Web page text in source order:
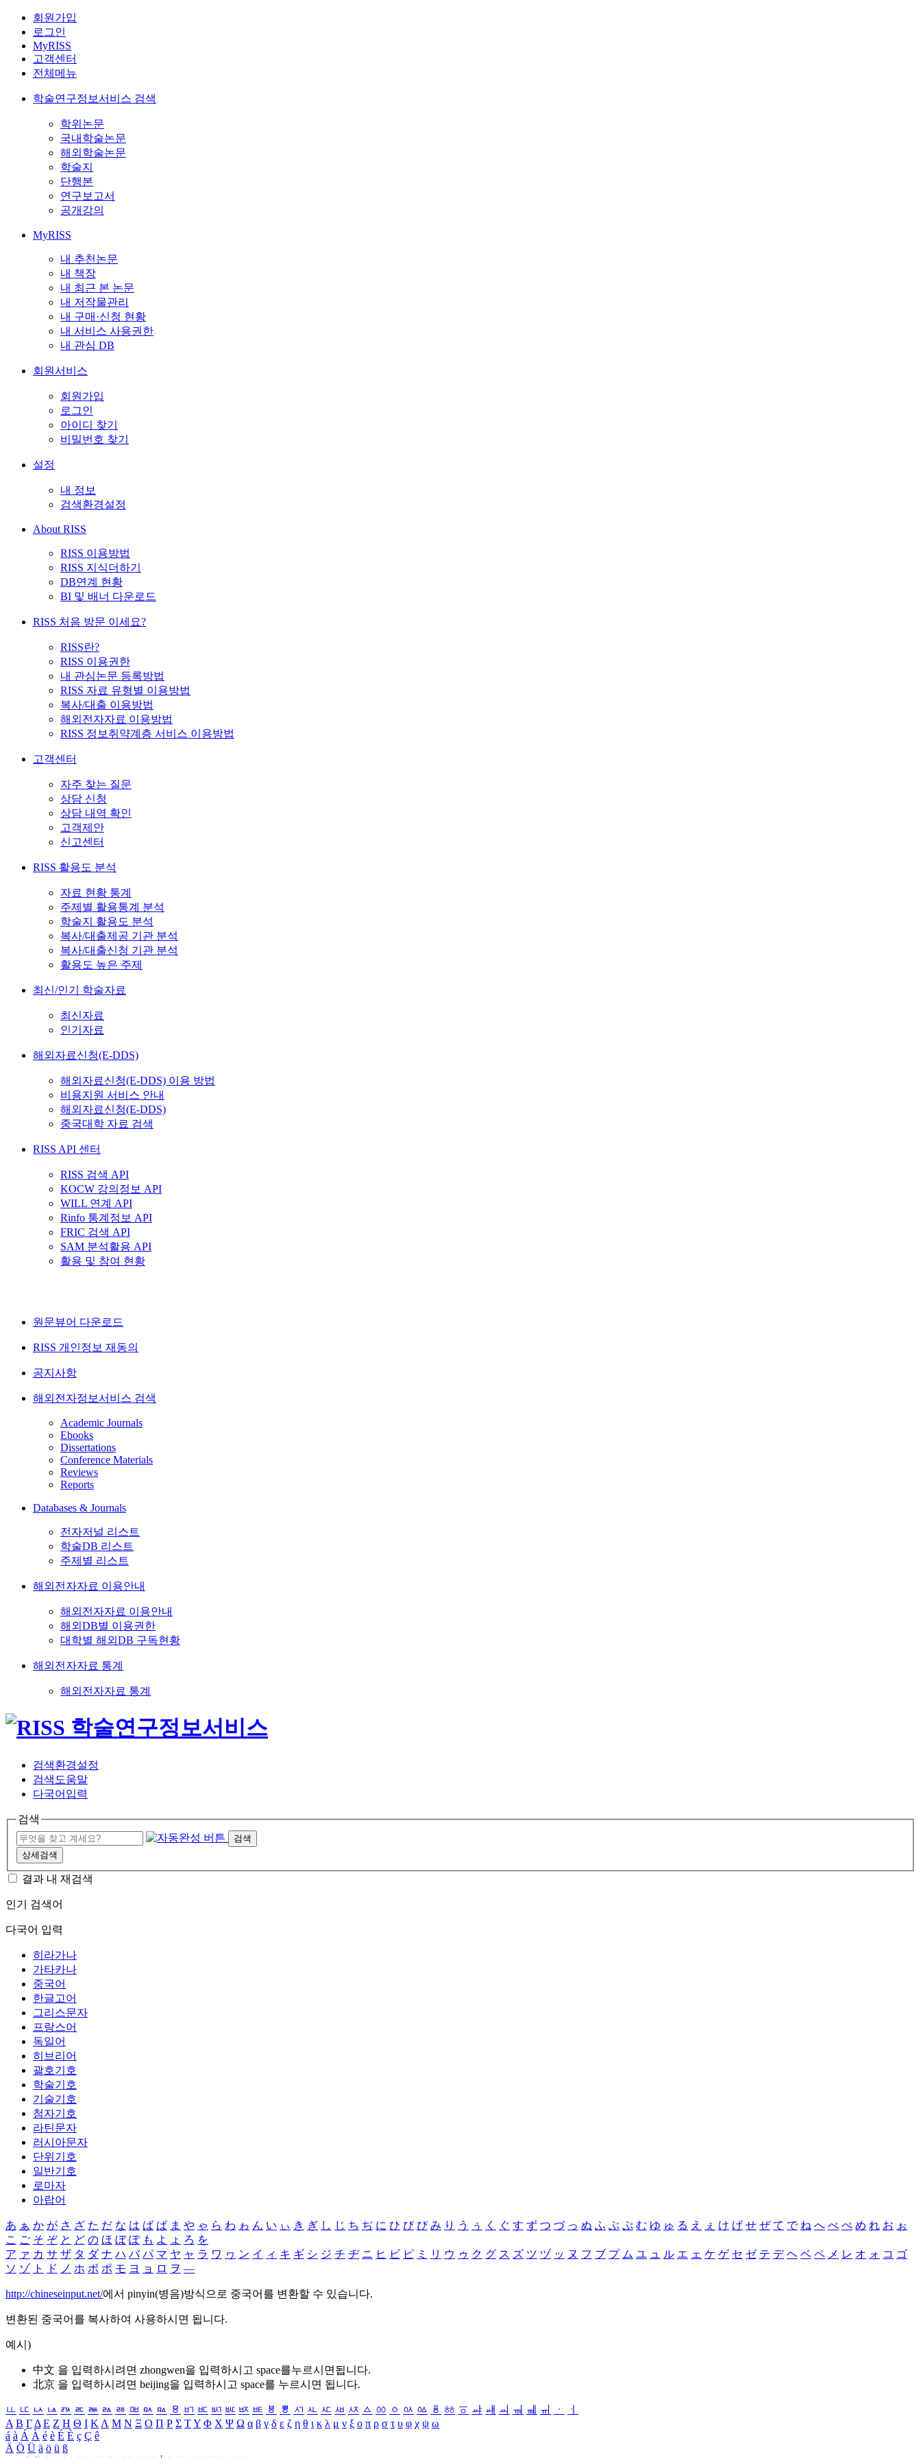
회원가입
로그인
MyRISS
고객센터
전체메뉴
학술연구정보서비스 검색
학위논문
국내학술논문
해외학술논문
학술지
단행본
연구보고서
공개강의
MyRISS
내 추천논문
내 책장
내 최근 본 논문
내 저작물관리
내 구매·신청 현황
내 서비스 사용권한
내 관심 DB
회원서비스
회원가입
로그인
아이디 찾기
비밀번호 찾기
설정
내 정보
검색환경설정
About RISS
RISS 이용방법
RISS 지식더하기
DB연계 현황
BI 및 배너 다운로드
RISS 처음 방문 이세요?
RISS란?
RISS 이용권한
내 관심논문 등록방법
RISS 자료 유형별 이용방법
복사/대출 이용방법
해외전자자료 이용방법
RISS 정보취약계층 서비스 이용방법
고객센터
자주 찾는 질문
상담 신청
상담 내역 확인
고객제안
신고센터
RISS 활용도 분석
자료 현황 통계
주제별 활용통계 분석
학술지 활용도 분석
복사/대출제공 기관 분석
복사/대출신청 기관 분석
활용도 높은 주제
최신/인기 학술자료
최신자료
인기자료
해외자료신청(E-DDS)
해외자료신청(E-DDS) 이용 방법
비용지원 서비스 안내
해외자료신청(E-DDS)
중국대학 자료 검색
RISS API 센터
RISS 검색 API
KOCW 강의정보 API
WILL 연계 API
Rinfo 통계정보 API
FRIC 검색 API
SAM 분석활용 API
활용 및 참여 현황
원문뷰어 다운로드
RISS 개인정보 재동의
공지사항
해외전자정보서비스 검색
Academic Journals
Ebooks
Dissertations
Conference Materials
Reviews
Reports
Databases & Journals
전자저널 리스트
학술DB 리스트
주제별 리스트
해외전자자료 이용안내
해외전자자료 이용안내
해외DB별 이용권한
대학별 해외DB 구독현황
해외전자자료 통계
해외전자자료 통계
검색환경설정
검색도움말
다국어입력
검색
검색
상세검색
결과 내 재검색
인기 검색어
다국어 입력
히라가나
가타카나
중국어
한글고어
그리스문자
프랑스어
독일어
히브리어
괄호기호
학술기호
기술기호
첨자기호
라틴문자
러시아문자
단위기호
일반기호
로마자
아랍어
あ ぁ か が さ ざ た だ な は ば ぱ ま や ゃ ら わ ゎ ん い ぃ き ぎ し じ ち ぢ に ひ び ぴ み り う ぅ く ぐ す ず つ づ っ ぬ ふ ぶ ぷ む ゆ ゅ る え ぇ け げ せ ぜ て で ね へ べ ぺ め れ お ぉ
こ ご そ ぞ と ど の ほ ぼ ぽ も よ ょ ろ を
ア ァ カ サ ザ タ ダ ナ ハ バ パ マ ヤ ャ ラ ワ ヮ ン イ ィ キ ギ シ ジ チ ヂ ニ ヒ ビ ピ ミ リ ウ ゥ ク グ ス ズ ツ ヅ ッ ヌ フ ブ プ ム ユ ュ ル エ ェ ケ ゲ セ ゼ テ デ ヘ ベ ペ メ レ オ ォ コ ゴ
ソ ゾ ト ド ノ ホ ボ ポ モ ヨ ョ ロ ヲ ―
http://chineseinput.net/에서 pinyin(병음)방식으로 중국어를 변환할 수 있습니다.
변환된 중국어를 복사하여 사용하시면 됩니다.
예시)
中文 을 입력하시려면 zhongwen을 입력하시고 space를누르시면됩니다.
北京 을 입력하시려면 beijing을 입력하시고 space를 누르시면 됩니다.
ㅥ ㅦ ㅧ ㅨ ㅩ ㅪ ㅫ ㅬ ㅭ ㅮ ㅯ ㅰ ㅱ ㅲ ㅳ ㅴ ㅵ ㅶ ㅷ ㅸ ㅹ ㅺ ㅻ ㅼ ㅽ ㅾ ㅿ ㆀ ㆁ ㆂ ㆃ ㆄ ㆅ ㆆ ㆇ ㆈ ㆉ ㆊ ㆋ ㆌ ㆍ
ㆎ
Α Β ΓΔ Ε Ζ Η Θ Ι ΚΛ Μ Ν Ξ Ο Π Ρ Σ ΤΥ Φ Χ Ψ Ω α β γ δ ε ζ η θ ι κ λ μ ν ξ ο π ρ σ τ υ φ χ ψ ω
á à Á À é è É È ç Ç ê
Ä Ö Ü ä ö ü ß